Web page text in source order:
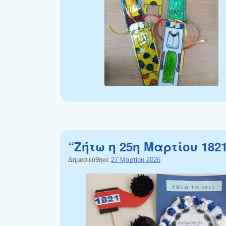
“Ζήτω η 25η Μαρτίου
Δημοσιεύθηκε 27 Μαρτίου 2026